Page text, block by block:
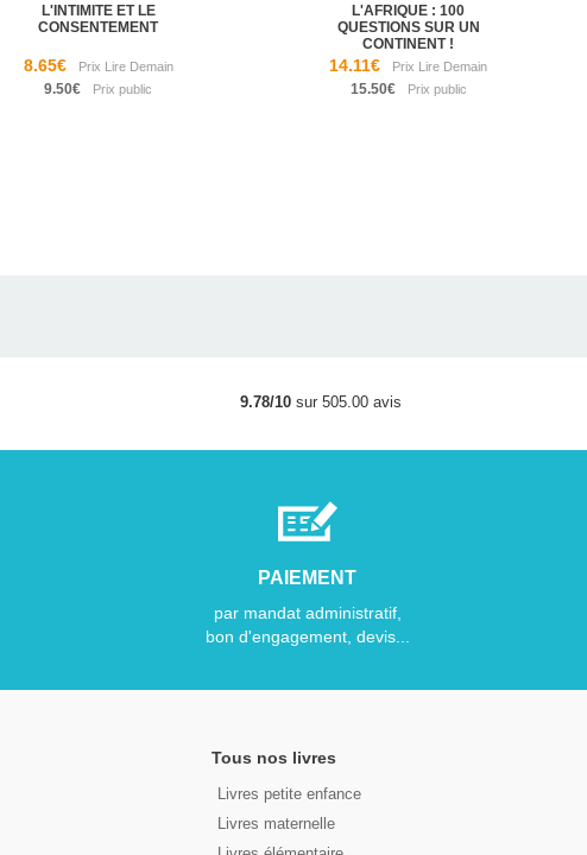
L'INTIMITE ET LE
CONSENTEMENT
8.65€
9.50€
L'AFRIQUE : 100
QUESTIONS SUR UN
CONTINENT !
14.11€
15.50€
9.78/10sur 505.00 avis
PAIEMENT
par mandat administratif,
bon d'engagement, devis...
Tous nos livres
Livres petite enfance
Livres maternelle